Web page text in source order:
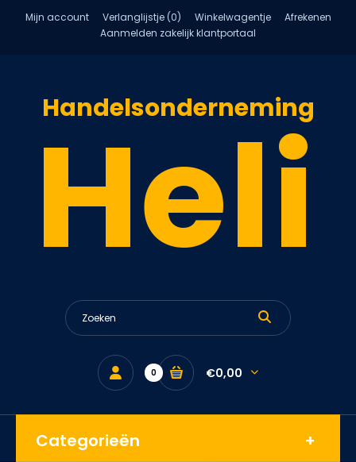
Mijn account Verlanglijstje (0) Winkelwagentje
Afrekenen
Aanmelden zakelijk klantportaal
Handelsonderneming
Heli
0 €0,00
Categorieën